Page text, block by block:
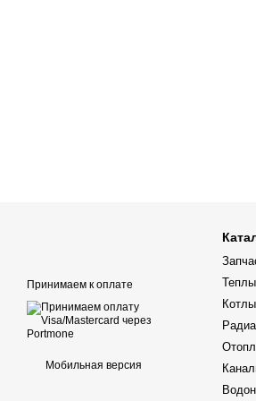
Принимаем к оплате
Мобильная версия